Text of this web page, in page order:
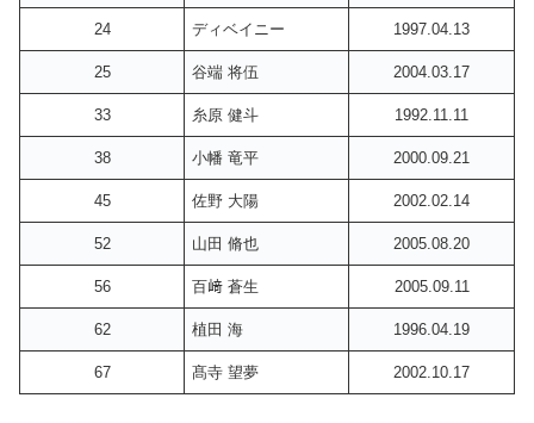
24 ディベイニー 1997.04.13
25 谷端 将伍 2004.03.17
33 糸原 健斗 1992.11.11
38 小幡 竜平 2000.09.21
45 佐野 大陽 2002.02.14
52 山田 脩也 2005.08.20
56 百﨑 蒼生 2005.09.11
62 植田 海 1996.04.19
67 髙寺 望夢 2002.10.17